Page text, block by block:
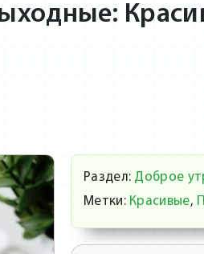
Раздел: Доброе
Метки: Красивые,